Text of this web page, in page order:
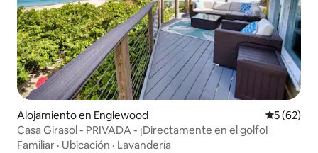
Alojamiento en Englewood
5 (62)
Casa Girasol - PRIVADA - ¡Directamente en el golfo!
Familiar · Ubicación · Lavandería